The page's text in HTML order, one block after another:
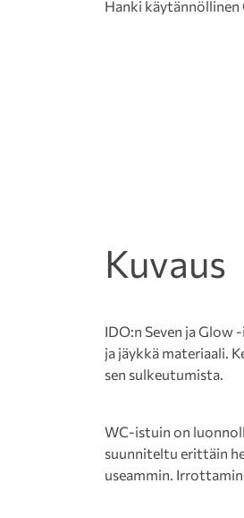
Hanki käytännöllinen
Kuvaus
IDO:n Seven ja
ja jäykkä materiaali.
sen sulkeutumista.
WC-istuin on
suunniteltu erittäin
useammin.